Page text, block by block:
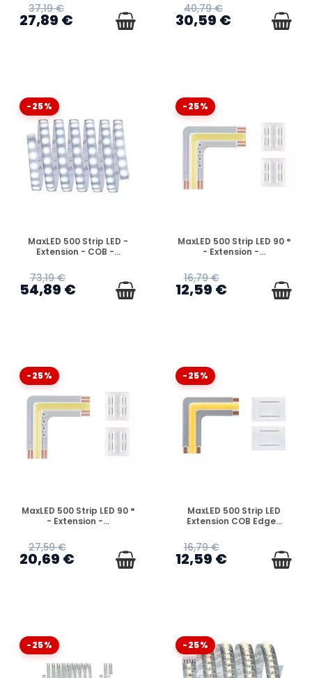
37,19 €
27,89 €
40,79 €
30,59 €
-25%
EN STOCK
MaxLED 500 Strip LED -
Extension - COB -...
73,19 €
54,89 €
-25%
EN STOCK
MaxLED 500 Strip LED 90 °
- Extension -...
16,79 €
12,59 €
-25%
EN STOCK
MaxLED 500 Strip LED 90 °
- Extension -...
27,59 €
20,69 €
-25%
EN STOCK
MaxLED 500 Strip LED
Extension COB Edge...
16,79 €
12,59 €
-25% -25%